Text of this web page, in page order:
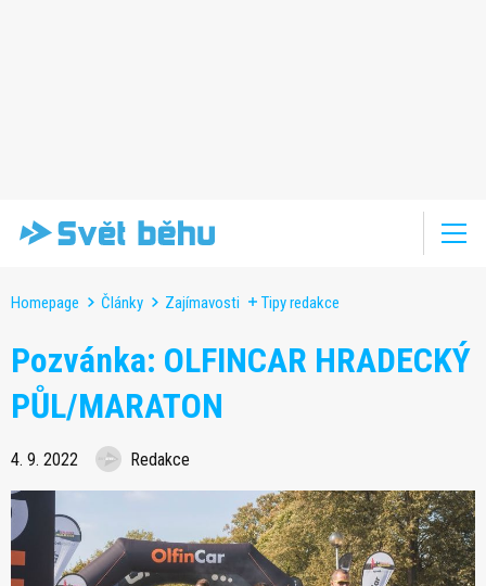
Homepage Články Zajímavosti Tipy redakce
Pozvánka: OLFINCAR HRADECKÝ
PŮL/MARATON
4. 9. 2022 Redakce